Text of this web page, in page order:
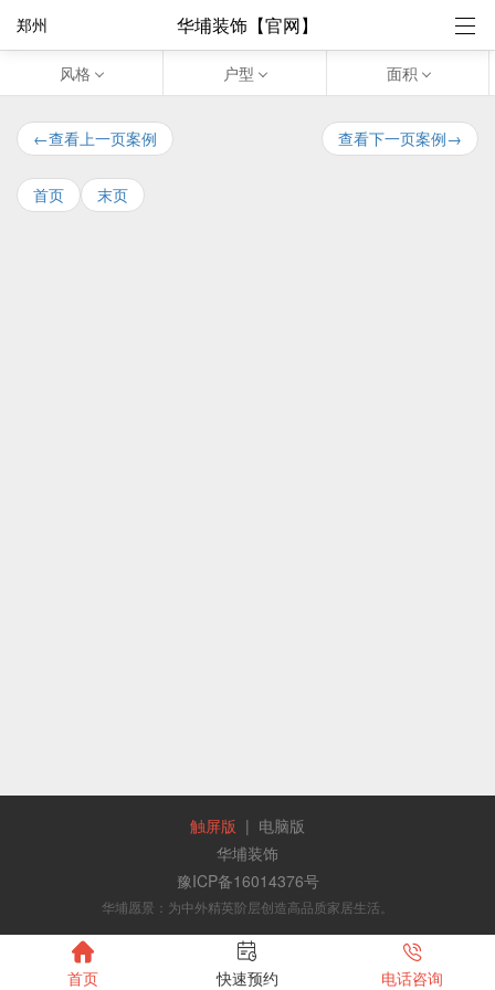
华埔装饰【官网】
郑州
风格 户型 面积
←查看上一页案例 查看下一页案例→
首页 末页
触屏版 | 电脑版
华埔装饰
豫ICP备16014376号
华埔愿景：为中外精英阶层创造高品质家居生活。

首页

快速预约

电话咨询